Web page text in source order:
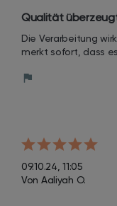
Qualität
Die Verarbeitung
merkt sofort, dass
09.10.24, 11:05
Von Aaliyah O.